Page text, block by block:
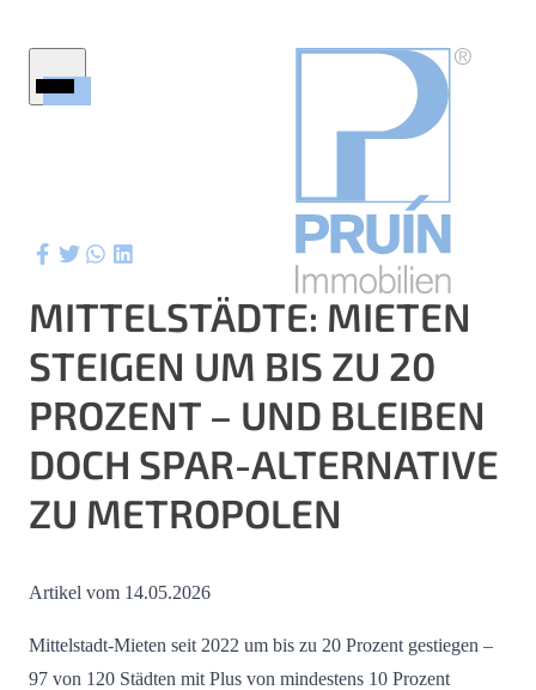
Service
Wertermittlung
Aktuelles
Referenzen
Kontakt
MITTELSTÄDTE: MIETEN
STEIGEN UM BIS ZU 20
PROZENT – UND BLEIBEN
DOCH SPAR-ALTERNATIVE
ZU METROPOLEN
Artikel vom 14.05.2026
Mittelstadt-Mieten seit 2022 um bis zu 20 Prozent gestiegen –
97 von 120 Städten mit Plus von mindestens 10 Prozent